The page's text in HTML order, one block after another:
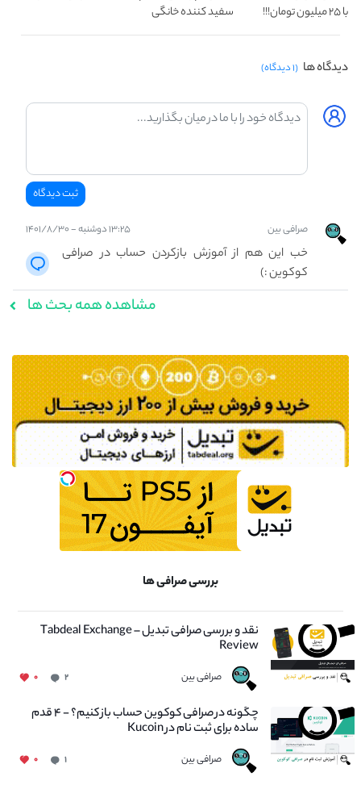
با ۲۵ میلیون تومان!!!
سفید کننده خانگی
دیدگاه ها (۱ دیدگاه)
صرافی بین ۱۳:۲۵ دوشنبه - ۱۴۰۱/۸/۳۰
خب این هم از آموزش بازکردن حساب در صرافی
کوکوین :)
مشاهده همه بحث ها
بررسی صرافی ها
نقد و بررسی صرافی تبدیل – Tabdeal Exchange
Review
صرافی بین ۲ ۰
چگونه در صرافی کوکوین حساب باز کنیم؟ - ۴ قدم
ساده برای ثبت نام در Kucoin
صرافی بین ۱ ۰